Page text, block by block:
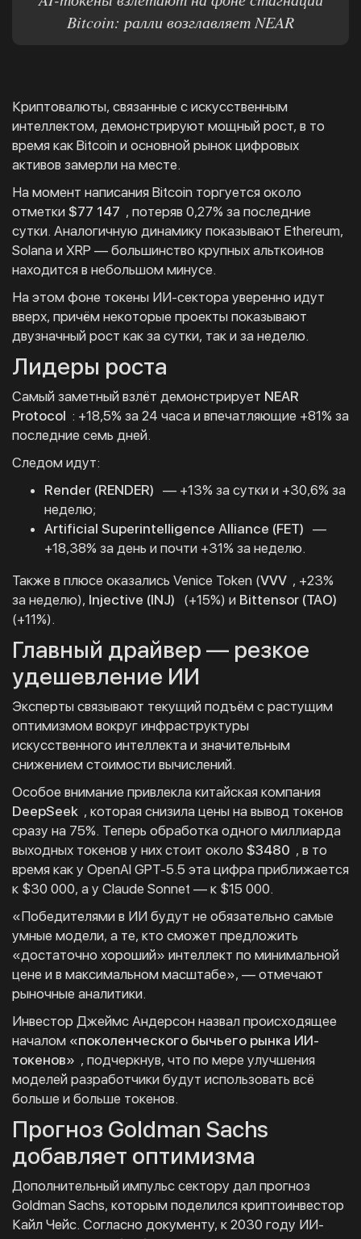
Bitcoin: ралли возглавляет NEAR
Криптовалюты, связанные с искусственным
интеллектом, демонстрируют мощный рост, в то
время как Bitcoin и основной рынок цифровых
активов замерли на месте.
На момент написания Bitcoin торгуется около
отметки $77 147 , потеряв 0,27% за последние
сутки. Аналогичную динамику показывают Ethereum,
Solana и XRP — большинство крупных альткоинов
находится в небольшом минусе.
На этом фоне токены ИИ-сектора уверенно идут
вверх, причём некоторые проекты показывают
двузначный рост как за сутки, так и за неделю.
Лидеры роста
Самый заметный взлёт демонстрирует NEAR
Protocol : +18,5% за 24 часа и впечатляющие +81% за
последние семь дней.
Следом идут:
Render (RENDER) — +13% за сутки и +30,6% за
неделю;
Artificial Superintelligence Alliance (FET) —
+18,38% за день и почти +31% за неделю.
Также в плюсе оказались Venice Token (VVV , +23%
за неделю), Injective (INJ) (+15%) и Bittensor (TAO)
(+11%).
Главный драйвер — резкое
удешевление ИИ
Эксперты связывают текущий подъём с растущим
оптимизмом вокруг инфраструктуры
искусственного интеллекта и значительным
снижением стоимости вычислений.
Особое внимание привлекла китайская компания
DeepSeek , которая снизила цены на вывод токенов
сразу на 75%. Теперь обработка одного миллиарда
выходных токенов у них стоит около $3480 , в то
время как у OpenAI GPT-5.5 эта цифра приближается
к $30 000, а у Claude Sonnet — к $15 000.
«Победителями в ИИ будут не обязательно самые
умные модели, а те, кто сможет предложить
«достаточно хороший» интеллект по минимальной
цене и в максимальном масштабе», — отмечают
рыночные аналитики.
Инвестор Джеймс Андерсон назвал происходящее
началом «поколенческого бычьего рынка ИИ-
токенов» , подчеркнув, что по мере улучшения
моделей разработчики будут использовать всё
больше и больше токенов.
Прогноз Goldman Sachs
добавляет оптимизма
Дополнительный импульс сектору дал прогноз
Goldman Sachs, которым поделился криптоинвестор
Кайл Чейс. Согласно документу, к 2030 году ИИ-